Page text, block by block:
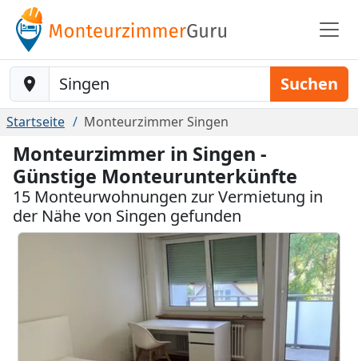
Baustelle-Location Suchen
Startseite Monteurzimmer Singen
Monteurzimmer in Singen -
Günstige Monteurunterkünfte
15 Monteurwohnungen zur Vermietung in
der Nähe von Singen gefunden